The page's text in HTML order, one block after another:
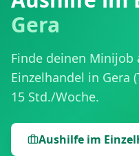
Gera
Finde deinen Minijob
Einzelhandel in Gera (
15 Std./Woche.
Aushilfe im